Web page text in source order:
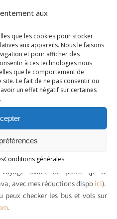
aux
que les cookies pour stocker
aux appareils. Nous le faisons
et pour afficher des
à ces technologies nous
que le comportement de
Le fait de ne pas consentir ou
un effet négatif sur certaines
Conditions générales
de
et chaotique, il fait partie de
poses ton sac sur l’Isla del Sol,
enneigées en arrière-plan, tu
voyage avant de partir (je te
avec mes réductions dispo ici).
checker les bus et vols sur
.